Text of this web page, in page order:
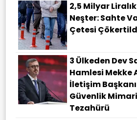
2,5 Milyar
Neşter: Sahte
Çetesi
3 Ülkeden Dev
Hamlesi Mekke
İletişim
Güvenlik
Tezahürü